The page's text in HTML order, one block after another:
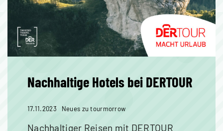
Nachhaltige Hotels bei DERTOUR
17.11.2023 Neues zu tourmorrow
Nachhaltiger Reisen mit DERTOUR